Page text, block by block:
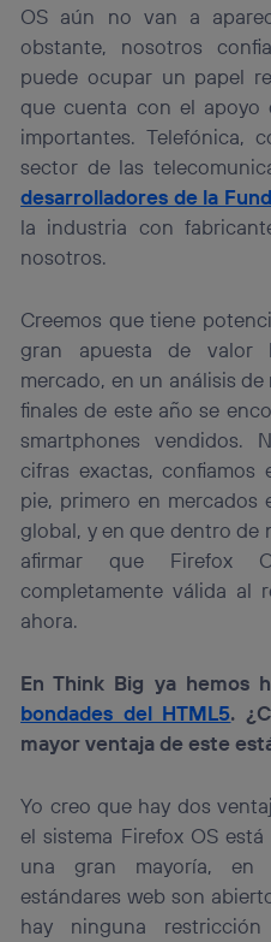
OS aún no van a
obstante, nosotros
puede ocupar un papel
que cuenta con el apoyo
importantes. Telefónica,
sector de las
desarrolladores de la
la industria con
nosotros.
Creemos que tiene
gran apuesta de valor
mercado, en un análisis
finales de este año se
smartphones vendidos.
cifras exactas,
pie, primero en mercados
global, y en que dentro de
afirmar que Firefox
completamente válida al
ahora.
En Think Big ya hemos
bondades del HTML5.
mayor ventaja de este
Yo creo que hay dos
el sistema Firefox OS
una gran mayoría, en
estándares web son
hay ninguna